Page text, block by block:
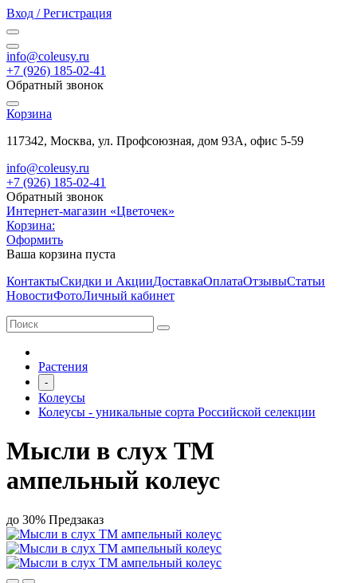
Вход / Регистрация
info@coleusy.ru
+7 (926) 185-02-41
Обратный звонок
Корзина
117342, Москва, ул. Профсоюзная, дом 93А, офис 5-59
info@coleusy.ru
+7 (926) 185-02-41
Обратный звонок
Интернет-магазин «Цветочек»
Корзина:
Оформить
Ваша корзина пуста
КонтактыСкидки и АкцииДоставкаОплатаОтзывыСтатьи
НовостиФотоЛичный кабинет
Растения
-
Колеусы
Колеусы - уникальные сорта Российской селекции
Мысли в слух ТМ
ампельный колеус
до 30% Предзаказ